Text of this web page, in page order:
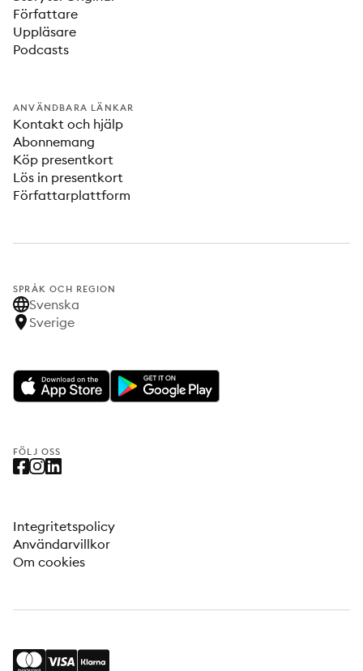
Författare
Uppläsare
Podcasts
ANVÄNDBARA LÄNKAR
Kontakt och hjälp
Abonnemang
Köp presentkort
Lös in presentkort
Författarplattform
SPRÅK OCH REGION
Svenska
Sverige
FÖLJ OSS
Integritetspolicy
Användarvillkor
Om cookies